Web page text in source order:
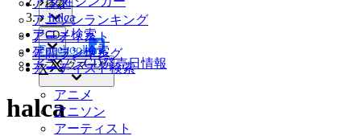
アニメ
アニソンランキング
アーティスト
年間ランキング
検索
アニメ検索
アニソン検索
アーティスト検索
CD
アニソンCD発売日情報
ブックマーク
アニメ
アニソン
アーティスト
halca
Facebook
X
halca